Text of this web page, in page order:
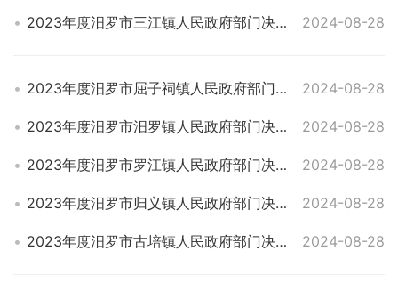
2023年度汨罗市三江镇人民政府部门决算 2024-08-28
2023年度汨罗市屈子祠镇人民政府部门决算 2024-08-28
2023年度汨罗市汨罗镇人民政府部门决算 2024-08-28
2023年度汨罗市罗江镇人民政府部门决算 2024-08-28
2023年度汨罗市归义镇人民政府部门决算 2024-08-28
2023年度汨罗市古培镇人民政府部门决算 2024-08-28